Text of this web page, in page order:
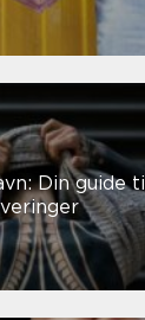
Din guide til